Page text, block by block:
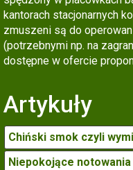
kantorach stacjonarnych
zmuszeni są do
(potrzebnymi np. na
dostępne w ofercie
Artykuły
Chiński smok czyli
Niepokojące